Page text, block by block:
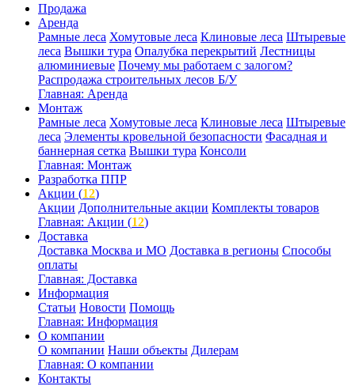
Продажа
Аренда
Рамные леса Хомутовые леса Клиновые леса Штыревые
леса Вышки тура Опалубка перекрытий Лестницы
алюминиевые Почему мы работаем с залогом?
Распродажа строительных лесов Б/У
Главная: Аренда
Монтаж
Рамные леса Хомутовые леса Клиновые леса Штыревые
леса Элементы кровельной безопасности Фасадная и
баннерная сетка Вышки тура Консоли
Главная: Монтаж
Разработка ППР
Акции (12)
Акции Дополнительные акции Комплекты товаров
Главная: Акции (12)
Доставка
Доставка Москва и МО Доставка в регионы Способы
оплаты
Главная: Доставка
Информация
Статьи Новости Помощь
Главная: Информация
О компании
О компании Наши объекты Дилерам
Главная: О компании
Контакты